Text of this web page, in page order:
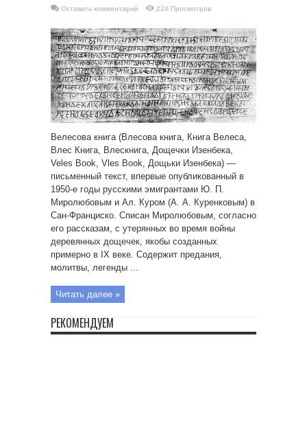
Оставить комментарий 224 Просмотров
Велесова книга (Влесова книга, Книга Велеса,
Влес Книга, Влескнига, Дощечки Изенбека,
Veles Book, Vles Book, Дощьки Изенбека) —
письменный текст, впервые опубликованный в
1950-е годы русскими эмигрантами Ю. П.
Миролюбовым и Ал. Куром (А. А. Куренковым) в
Сан-Франциско. Списан Миролюбовым, согласно
его рассказам, с утерянных во время войны
деревянных дощечек, якобы созданных
примерно в IX веке. Содержит предания,
молитвы, легенды ...
Читать далее »
РЕКОМЕНДУЕМ